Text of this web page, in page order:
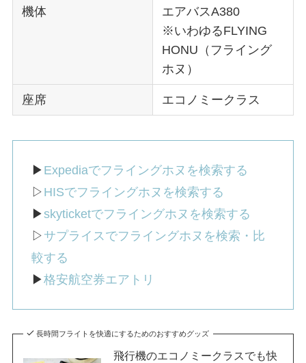
機体
エアバスA380
※いわゆるFLYING
HONU（フライング
ホヌ）
座席 エコノミークラス
▶︎ Expediaでフライングホヌを検索する
▷ HISでフライングホヌを検索する
▶︎ skyticketでフライングホヌを検索する
▷ サプライスでフライングホヌを検索・比
較する
▶︎格安航空券エアトリ
長時間フライトを快適にするためのおすすめグッズ
飛行機のエコノミークラスでも快